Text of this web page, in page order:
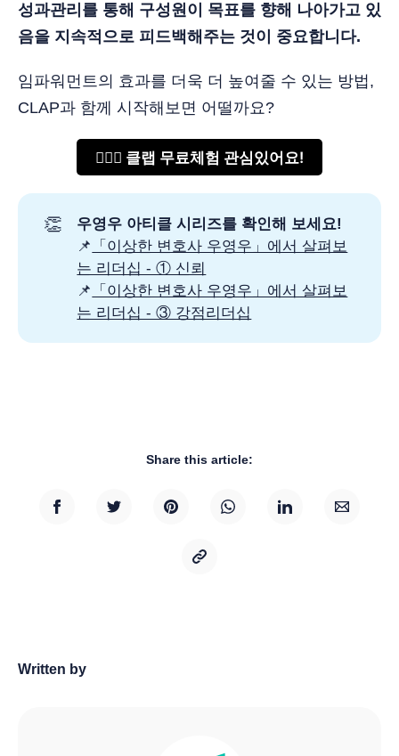
성과관리를 통해 구성원이 목표를 향해 나아가고 있
음을 지속적으로 피드백해주는 것이 중요합니다.
임파워먼트의 효과를 더욱 더 높여줄 수 있는 방법,
CLAP과 함께 시작해보면 어떨까요?
🙋🏻‍♂️ 클랩 무료체험 관심있어요!
👏
우영우 아티클 시리즈를 확인해 보세요!
📌
「이상한 변호사 우영우」에서 살펴보
는 리더십 - ① 신뢰
📌
「이상한 변호사 우영우」에서 살펴보
는 리더십 - ③ 강점리더십
Share this article:
Written by